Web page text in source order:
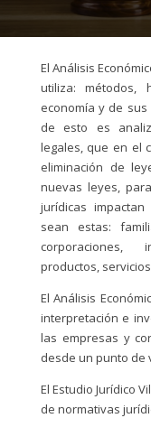
El Análisis
utiliza: métodos,
economía y de
de esto es
legales, que en el
eliminación de
nuevas leyes,
jurídicas
sean estas:
corporaciones,
productos,
El Análisis
interpretación e
las empresas y
desde un punto de
El Estudio Jurídico
de normativas